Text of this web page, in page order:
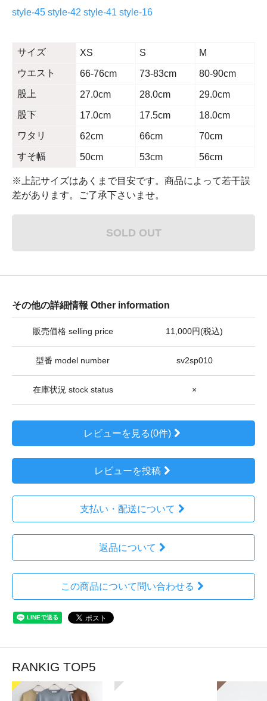
style-45 style-42 style-41 style-16
サイズ XS S
M
ウエスト
66-76cm 73-83cm
80-90cm
股上
27.0cm 28.0cm
29.0cm
股下
17.0cm 17.5cm
18.0cm
ワタリ
62cm 66cm
70cm
すそ幅
50cm 53cm 56cm
※上記サイズはあくまで目安です。商品によって若干誤
差があります。ご了承下さいませ。
SOLD OUT
その他の詳細情報 Other information
販売価格 selling price 11,000円(税込)
型番 model number sv2sp010
在庫状況 stock status ×
レビューを見る(0件)
レビューを投稿
支払い・配送について
返品について
この商品について問い合わせる
RANKIG TOP5